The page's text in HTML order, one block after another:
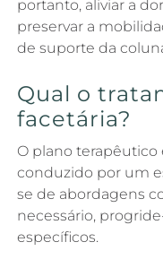
portanto, aliviar a
preservar a
de suporte da
Qual o
facetária?
O plano terapêutico
conduzido por um
se de abordagens
necessário,
específicos.